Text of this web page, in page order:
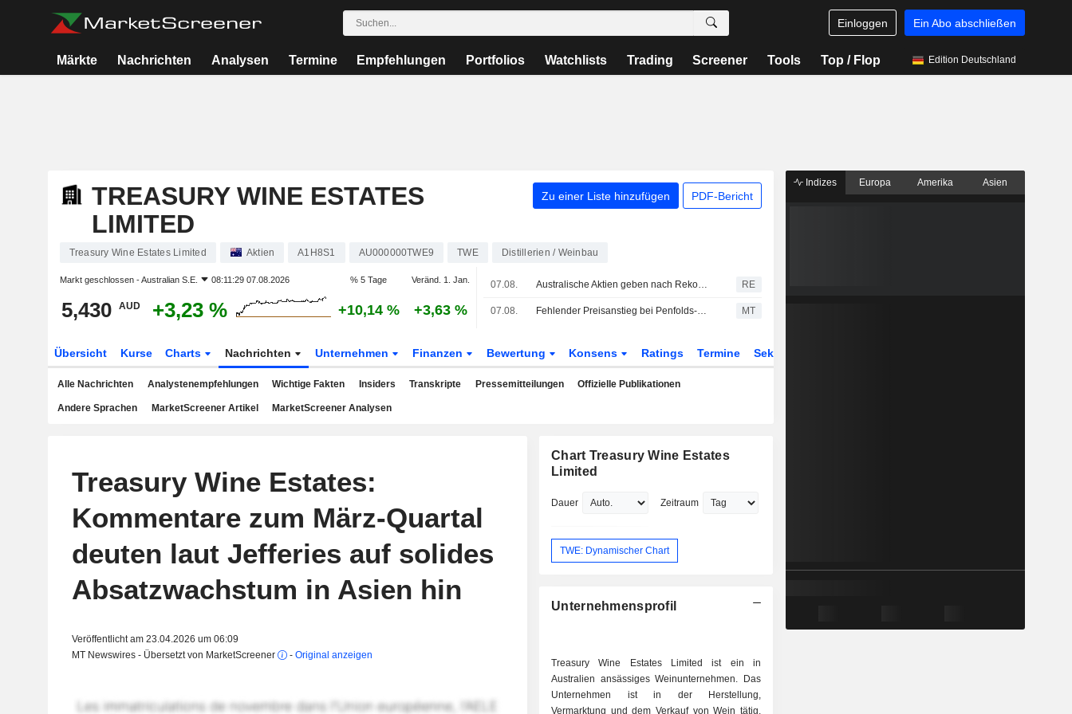
Einloggen Ein Abo abschließen
Märkte Nachrichten Analysen Termine Empfehlungen Portfolios Watchlists Trading Screener Tools Top / Flop Edition Deutschland
TREASURY WINE ESTATES
LIMITED
Zu einer Liste hinzufügen PDF-Bericht
Treasury Wine Estates Limited Aktien A1H8S1 AU000000TWE9 TWE Distillerien / Weinbau
Markt geschlossen -Australian S.E. 08:11:29 07.08.2026 % 5 Tage Veränd. 1. Jan.
5,430 AUD +3,23 % +10,14 % +3,63 %
07.08. Australische Aktien geben nach Rekordhochs nach - steigende Ölpreise schüren Vorsicht RE
07.08. Fehlender Preisanstieg bei Penfolds-Release 2026 von Treasury Wine Estates ist 'kein gutes Zeichen' für Luxusmarke, sagt Jefferies MT
Übersicht Kurse Charts Nachrichten Unternehmen Finanzen Bewertung Konsens Ratings Termine Sektor
Alle Nachrichten Analystenempfehlungen Wichtige Fakten Insiders Transkripte Pressemitteilungen Offizielle Publikationen
Andere Sprachen MarketScreener Artikel MarketScreener Analysen
Treasury Wine Estates:
Kommentare zum März-Quartal
deuten laut Jefferies auf solides
Absatzwachstum in Asien hin
Veröffentlicht am 23.04.2026 um 06:09
MT Newswires - Übersetzt von MarketScreener
- Original anzeigen
Chart Treasury Wine Estates
Limited
Dauer Zeitraum
TWE: Dynamischer Chart
Unternehmensprofil
Treasury Wine Estates Limited ist ein in
Australien ansässiges Weinunternehmen. Das
Unternehmen ist in der Herstellung,
Vermarktung und dem Verkauf von Wein tätig.
Indizes Europa Amerika Asien